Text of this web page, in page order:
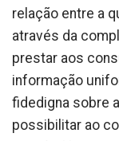
relação entre a
através da
prestar aos
informação
fidedigna sobre
possibilitar ao